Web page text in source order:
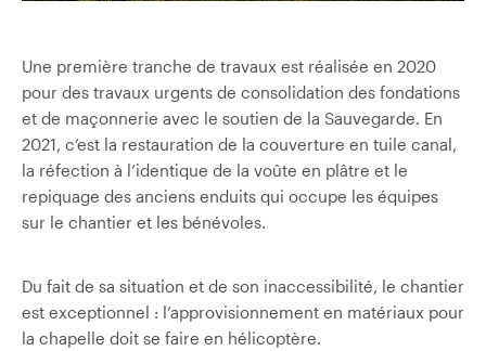
Une première tranche de travaux est réalisée en 2020
pour des travaux urgents de consolidation des fondations
et de maçonnerie avec le soutien de la Sauvegarde. En
2021, c’est la restauration de la couverture en tuile canal,
la réfection à l’identique de la voûte en plâtre et le
repiquage des anciens enduits qui occupe les équipes
sur le chantier et les bénévoles.
Du fait de sa situation et de son inaccessibilité, le chantier
est exceptionnel : l’approvisionnement en matériaux pour
la chapelle doit se faire en hélicoptère.